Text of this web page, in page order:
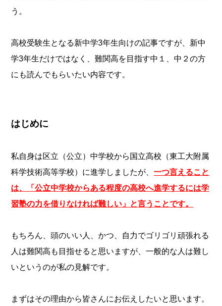
う。
高校受験生となる新中学3年生向けの記事ですが、新中
学3年生だけではなく、難関高を目指す中１、中２の方
にも読んでもらいたい内容です。
はじめに
私自身は区立（公立）中学校から国立高校（東工大附属
科学技術高等学校）に進学しましたが、一つ言えること
は、「公立中学校からある程度の高校へ進学するには学
習塾の力を借りなければ難しい」と言うことです。
もちろん、頭のいい人、かつ、自力でゴリゴリ頑張れる
人は難関高も目指せると思いますが、一般的な人は難し
いというのが私の見解です。
まずはその理由から皆さんにお伝えしたいと思います。